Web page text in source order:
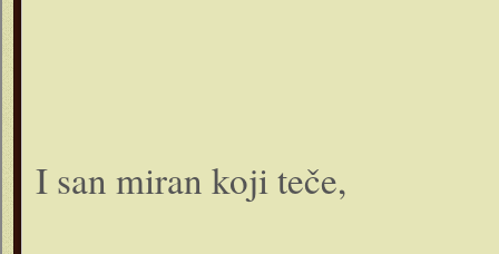
I san miran koji teče,